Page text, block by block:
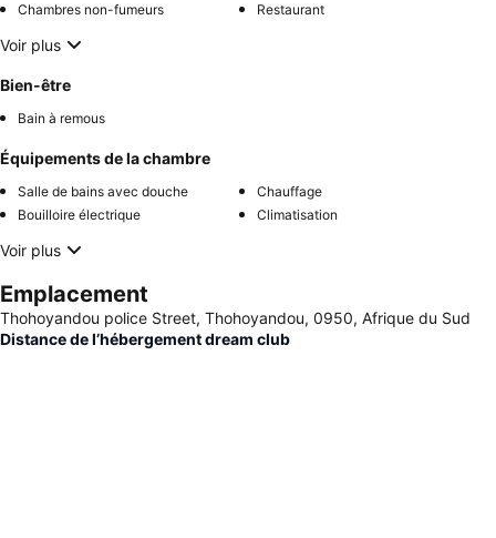
Chambres non-fumeurs
Restaurant
Voir plus
Bien-être
Bain à remous
Équipements de la chambre
Salle de bains avec douche
Chauffage
Bouilloire électrique
Climatisation
Voir plus
Emplacement
Thohoyandou police Street, Thohoyandou, 0950, Afrique du Sud
Distance de l’hébergement dream club